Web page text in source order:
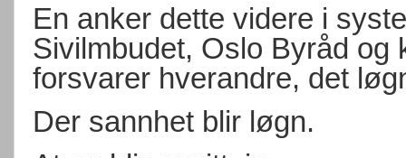
En anker dette videre i
Sivilmbudet, Oslo Byråd og
forsvarer hverandre, det
Der sannhet blir løgn.